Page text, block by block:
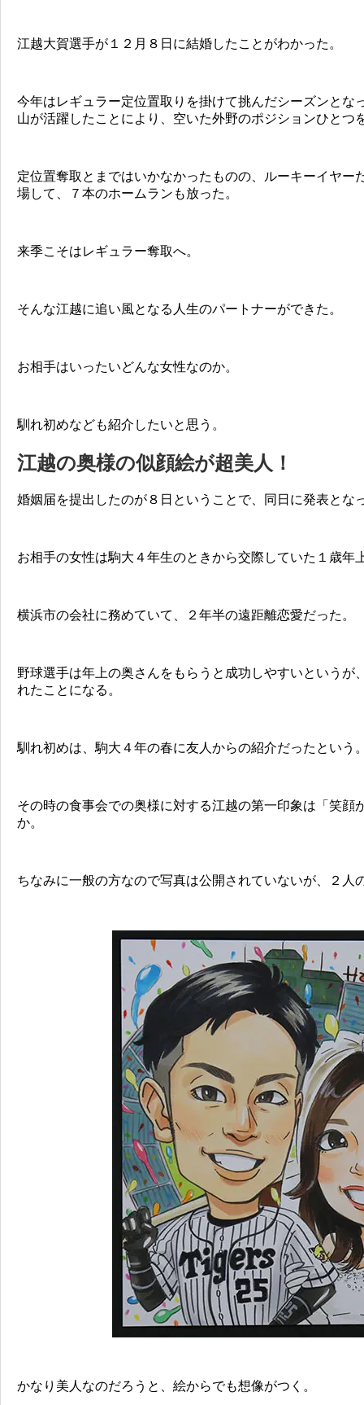
江越大賀選手が１２月８日に結婚したことがわかった。
今年はレギュラー定位置取りを掛けて挑んだシーズンとな
山が活躍したことにより、空いた外野のポジションひとつ
定位置奪取とまではいかなかったものの、ルーキーイヤー
場して、７本のホームランも放った。
来季こそはレギュラー奪取へ。
そんな江越に追い風となる人生のパートナーができた。
お相手はいったいどんな女性なのか。
馴れ初めなども紹介したいと思う。
江越の奥様の似顔絵が超美人！
婚姻届を提出したのが８日ということで、同日に発表とな
お相手の女性は駒大４年生のときから交際していた１歳年
横浜市の会社に務めていて、２年半の遠距離恋愛だった。
野球選手は年上の奥さんをもらうと成功しやすいというが
れたことになる。
馴れ初めは、駒大４年の春に友人からの紹介だったという
その時の食事会での奥様に対する江越の第一印象は「笑顔
か。
ちなみに一般の方なので写真は公開されていないが、２人
かなり美人なのだろうと、絵からでも想像がつく。